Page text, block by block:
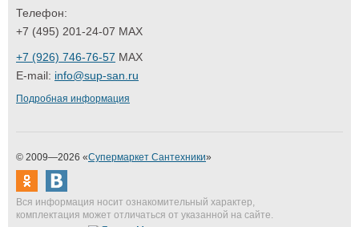
Телефон:
+7 (495) 201-24-07 MAX
+7 (926) 746-76-57 MAX
E-mail: info@sup-san.ru
Подробная информация
© 2009—2026 «Супермаркет Сантехники»
Вся информация носит ознакомительный характер,
комплектация может отличаться от указанной на сайте.